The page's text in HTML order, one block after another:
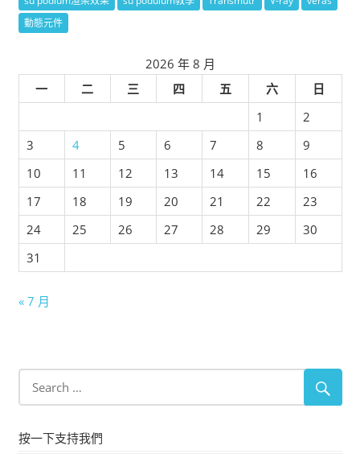
動態元件
2026 年 8 月
一
二 三 四 五 六
日
1
2
3
4 5 6 7 8
9
10
11 12 13 14 15
16
17
18 19 20 21 22
23
24
25 26 27 28 29
30
31
« 7 月
按一下支持我們